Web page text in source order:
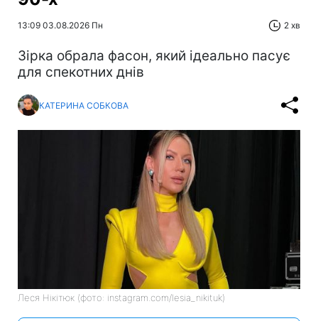
13:09 03.08.2026 Пн 2 хв
Зірка обрала фасон, який ідеально пасує
для спекотних днів
КАТЕРИНА СОБКОВА
Леся Нікітюк (фото: instagram.com/lesia_nikituk)